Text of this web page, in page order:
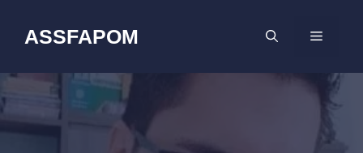
conteúdo
ASSFAPOM MENU